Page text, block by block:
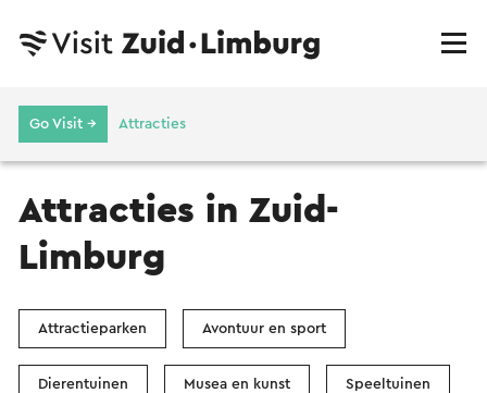
Go Visit → Attracties
Attracties in Zuid-
Limburg
Attractieparken Avontuur en sport
Dierentuinen Musea en kunst Speeltuinen